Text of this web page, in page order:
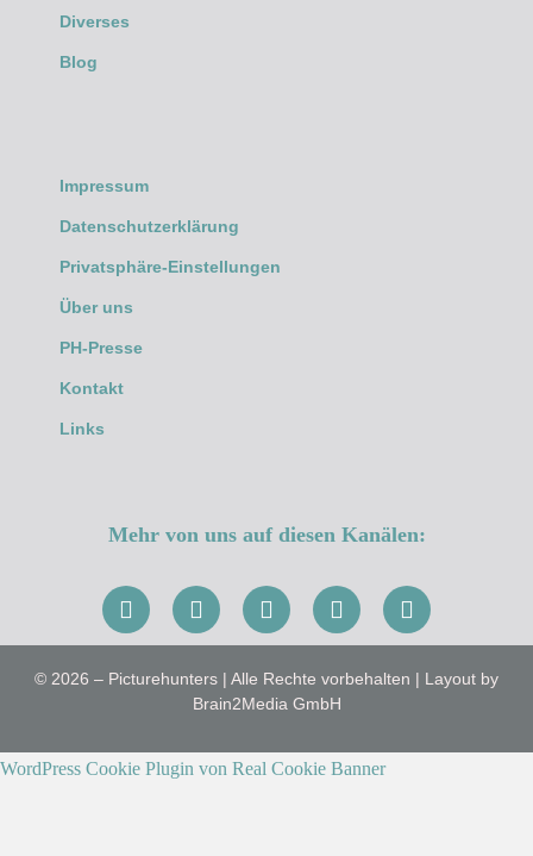
Diverses
Blog
Impressum
Datenschutzerklärung
Privatsphäre-Einstellungen
Über uns
PH-Presse
Kontakt
Links
Mehr von uns auf diesen Kanälen:
© 2026 – Picturehunters | Alle Rechte vorbehalten | Layout by
Brain2Media GmbH
WordPress Cookie Plugin von Real Cookie Banner